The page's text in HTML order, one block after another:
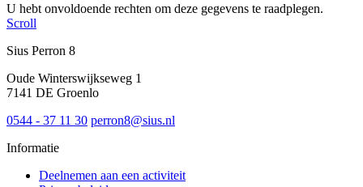
U hebt onvoldoende rechten om deze gegevens te raadplegen.
Scroll
Sius Perron 8
Oude Winterswijkseweg 1
7141 DE Groenlo
0544 - 37 11 30 perron8@sius.nl
Informatie
Deelnemen aan een activiteit